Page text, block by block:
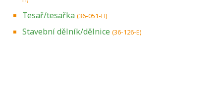
Tesař/tesařka (36-051-H)
Stavební dělník/dělnice (36-126-E)
Projděte si seznam profesních kvalifikací.